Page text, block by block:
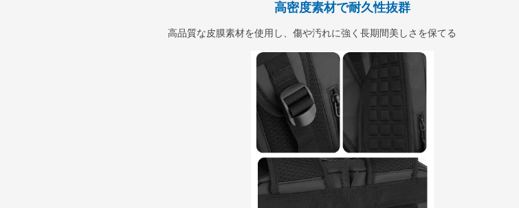
高密度素材で耐久性抜群
高品質な皮膜素材を使用し、傷や汚れに強く長期間美しさを保てる